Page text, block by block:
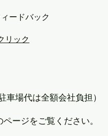
ードバック
リック
場代は全額会社負担）
ージをご覧ください。